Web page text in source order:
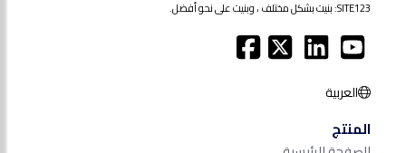
SITE123: بنيت بشكل مختلف ، وبنيت على نحو أفضل.
العربية
المنتج